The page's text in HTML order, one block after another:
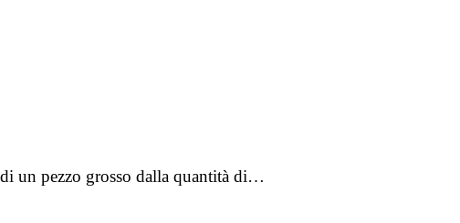
di un pezzo grosso dalla quantità di…